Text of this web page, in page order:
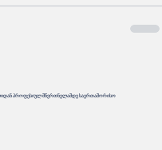
პროფესიულ მწვრთნელამდე საერთაშორისო